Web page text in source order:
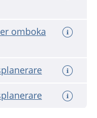
omboka